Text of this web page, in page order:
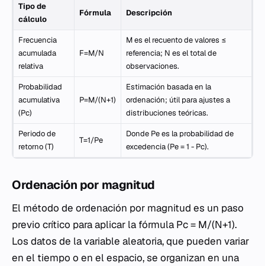
Tipo de
cálculo
Fórmula Descripción
Frecuencia
acumulada
relativa
F=M/N
M es el recuento de valores ≤
referencia; N es el total de
observaciones.
Probabilidad
acumulativa
(Pc)
P=M/(N+1)
Estimación basada en la
ordenación; útil para ajustes a
distribuciones teóricas.
Periodo de
retorno (T)
T=1/Pe
Donde Pe es la probabilidad de
excedencia (Pe = 1 - Pc).
Ordenación por magnitud
El método de ordenación por magnitud es un paso
previo crítico para aplicar la fórmula Pc = M/(N+1).
Los datos de la variable aleatoria, que pueden variar
en el tiempo o en el espacio, se organizan en una